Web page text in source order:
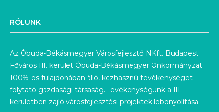
RÓLUNK
Az Óbuda-Békásmegyer Városfejlesztő NKft. Budapest
Főváros III. kerület Óbuda-Békásmegyer Önkormányzat
100%-os tulajdonában álló, közhasznú tevékenységet
folytató gazdasági társaság. Tevékenységünk a III.
kerületben zajló városfejlesztési projektek lebonyolítása.